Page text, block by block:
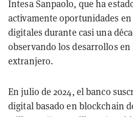
Intesa Sanpaolo, que ha
activamente oportunidades
digitales durante casi una
observando los desarrollos
extranjero.
En julio de 2024, el banco
digital basado en blockchain